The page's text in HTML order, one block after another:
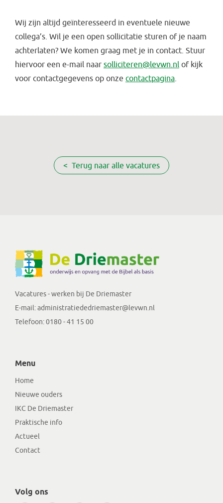
Wij zijn altijd geïnteresseerd in eventuele nieuwe
collega’s. Wil je een open sollicitatie sturen of je naam
achterlaten? We komen graag met je in contact. Stuur
hiervoor een e-mail naar solliciteren@levwn.nl of kijk
voor contactgegevens op onze contactpagina.
< Terug naar alle vacatures
Vacatures - werken bij De Driemaster
E-mail:administratiededriemaster@levwn.nl
Telefoon:0180 - 41 15 00
Menu
Home
Nieuwe ouders
IKC De Driemaster
Praktische info
Actueel
Contact
Volg ons